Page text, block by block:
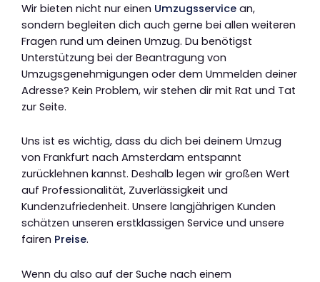
Wir bieten nicht nur einen Umzugsservice an,
sondern begleiten dich auch gerne bei allen weiteren
Fragen rund um deinen Umzug. Du benötigst
Unterstützung bei der Beantragung von
Umzugsgenehmigungen oder dem Ummelden deiner
Adresse? Kein Problem, wir stehen dir mit Rat und Tat
zur Seite.
Uns ist es wichtig, dass du dich bei deinem Umzug
von Frankfurt nach Amsterdam entspannt
zurücklehnen kannst. Deshalb legen wir großen Wert
auf Professionalität, Zuverlässigkeit und
Kundenzufriedenheit. Unsere langjährigen Kunden
schätzen unseren erstklassigen Service und unsere
fairen Preise.
Wenn du also auf der Suche nach einem